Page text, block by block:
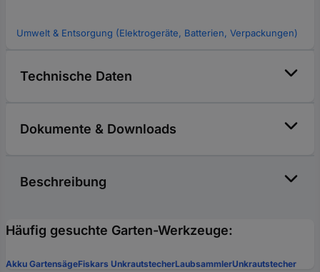
Umwelt & Entsorgung (Elektrogeräte, Batterien, Verpackungen)
Technische Daten
Dokumente & Downloads
Beschreibung
Häufig gesuchte Garten-Werkzeuge:
Akku GartensägeFiskars UnkrautstecherLaubsammlerUnkrautstecher